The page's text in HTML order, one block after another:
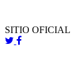
SITIO OFICIAL